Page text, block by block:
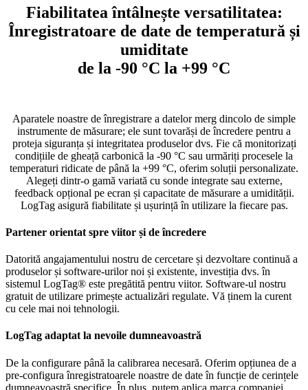
Fiabilitatea întâlnește versatilitatea:
Înregistratoare de date de temperatură și
umiditate
de la -90 °C la +99 °C
Aparatele noastre de înregistrare a datelor merg dincolo de simple
instrumente de măsurare; ele sunt tovarăși de încredere pentru a
proteja siguranța și integritatea produselor dvs. Fie că monitorizați
condițiile de gheață carbonică la -90 °C sau urmăriți procesele la
temperaturi ridicate de până la +99 °C, oferim soluții personalizate.
Alegeți dintr-o gamă variată cu sonde integrate sau externe,
feedback opțional pe ecran și capacitate de măsurare a umidității.
LogTag asigură fiabilitate și ușurință în utilizare la fiecare pas.
Partener orientat spre viitor și de încredere
Datorită angajamentului nostru de cercetare și dezvoltare continuă a
produselor și software-urilor noi și existente, investiția dvs. în
sistemul LogTag® este pregătită pentru viitor. Software-ul nostru
gratuit de utilizare primește actualizări regulate. Vă ținem la curent
cu cele mai noi tehnologii.
LogTag adaptat la nevoile dumneavoastră
De la configurare până la calibrarea necesară. Oferim opțiunea de a
pre-configura înregistratoarele noastre de date în funcție de cerințele
dumneavoastră specifice. În plus, putem aplica marca companiei